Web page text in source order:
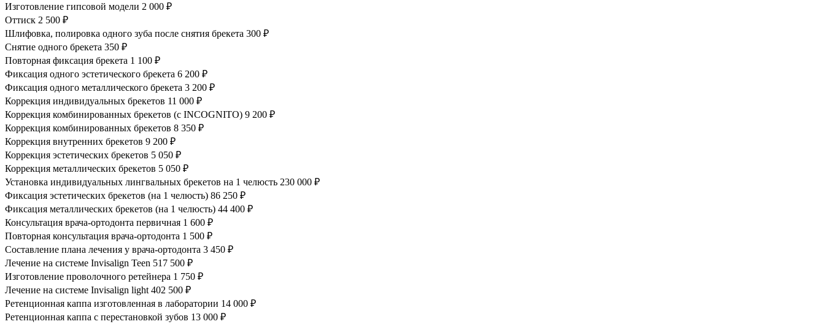
Изготовление гипсовой модели 2 000 ₽
Оттиск 2 500 ₽
Шлифовка, полировка одного зуба после снятия брекета 300 ₽
Снятие одного брекета 350 ₽
Повторная фиксация брекета 1 100 ₽
Фиксация одного эстетического брекета 6 200 ₽
Фиксация одного металлического брекета 3 200 ₽
Коррекция индивидуальных брекетов 11 000 ₽
Коррекция комбинированных брекетов (с INCOGNITO) 9 200 ₽
Коррекция комбинированных брекетов 8 350 ₽
Коррекция внутренних брекетов 9 200 ₽
Коррекция эстетических брекетов 5 050 ₽
Коррекция металлических брекетов 5 050 ₽
Установка индивидуальных лингвальных брекетов на 1 челюсть 230 000 ₽
Фиксация эстетических брекетов (на 1 челюсть) 86 250 ₽
Фиксация металлических брекетов (на 1 челюсть) 44 400 ₽
Консультация врача-ортодонта первичная 1 600 ₽
Повторная консультация врача-ортодонта 1 500 ₽
Составление плана лечения у врача-ортодонта 3 450 ₽
Лечение на системе Invisalign Teen 517 500 ₽
Изготовление проволочного ретейнера 1 750 ₽
Лечение на системе Invisalign light 402 500 ₽
Ретенционная каппа изготовленная в лаборатории 14 000 ₽
Ретенционная каппа с перестановкой зубов 13 000 ₽